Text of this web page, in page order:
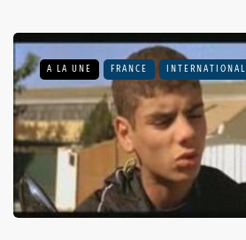
A LA UNE FRANCE INTERNATIONAL